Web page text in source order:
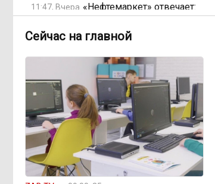
11:47, Вчера «Нефтемаркет» отвечает:
региональные власти неточно
изложили ситуацию с топливным
кризисом
09:33, Вчера
Учителя в Забайкалье
получают почти вдвое больше, чем
в среднем по стране
08:31, Вчера Чита готовится к зиме
08:02, Вчера Лес, которого нет в
Сейчас на главной